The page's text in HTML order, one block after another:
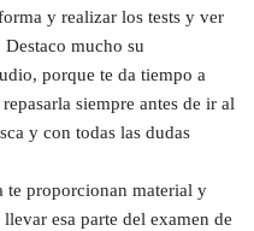
y realizar los tests y ver
Destaco mucho su
porque te da tiempo a
siempre antes de ir al
y con todas las dudas
te proporcionan material y
esa parte del examen de